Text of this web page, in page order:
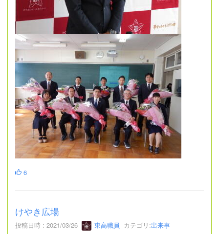
6
けやき広場
投稿日時 : 2021/03/26 東高職員 カテゴリ:出来事